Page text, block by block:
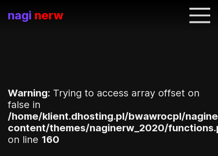
nagi nerw
Warning: Trying to access array offset on
false in
/home/klient.dhosting.pl/bwawrocpl/
content/themes/naginerw_2020/
on line 160